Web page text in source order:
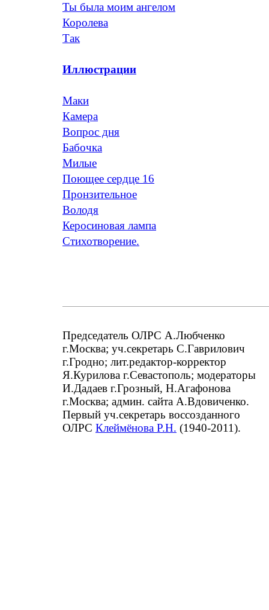
Ты была моим ангелом
Королева
Так
Иллюстрации
Маки
Камера
Вопрос дня
Бабочка
Милые
Поющее сердце 16
Пронзительное
Володя
Керосиновая лампа
Стихотворение.
Председатель ОЛРС А.Любченко
г.Москва; уч.секретарь С.Гаврилович
г.Гродно; лит.редактор-корректор
Я.Курилова г.Севастополь; модераторы
И.Дадаев г.Грозный, Н.Агафонова
г.Москва; админ. сайта А.Вдовиченко.
Первый уч.секретарь воссозданного
ОЛРС Клеймёнова Р.Н. (1940-2011).